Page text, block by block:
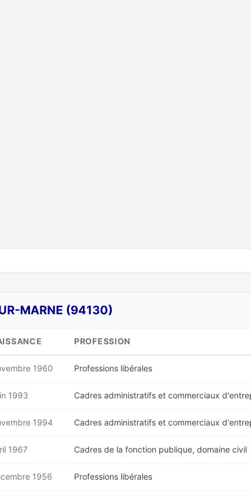
MARNE (94130)
PROFESSION
1960 Professions libérales
1993 Cadres administratifs et commerciaux
1994 Cadres administratifs et commerciaux
1967 Cadres de la fonction publique, domaine civil
1956 Professions libérales